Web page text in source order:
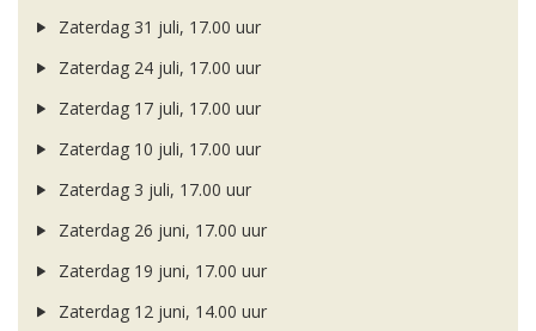
Zaterdag 31 juli, 17.00 uur
Zaterdag 24 juli, 17.00 uur
Zaterdag 17 juli, 17.00 uur
Zaterdag 10 juli, 17.00 uur
Zaterdag 3 juli, 17.00 uur
Zaterdag 26 juni, 17.00 uur
Zaterdag 19 juni, 17.00 uur
Zaterdag 12 juni, 14.00 uur